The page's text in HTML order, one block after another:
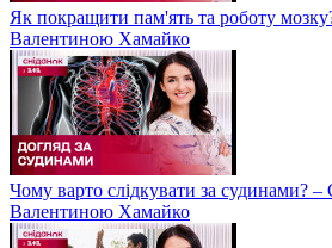
Як покращити пам'ять та роботу
Валентиною Хамайко
Чому варто слідкувати за судинами? –
Валентиною Хамайко